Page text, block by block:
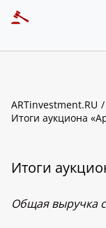
ARTinvestment.RU
Итоги аукциона
Итоги
Общая выручка